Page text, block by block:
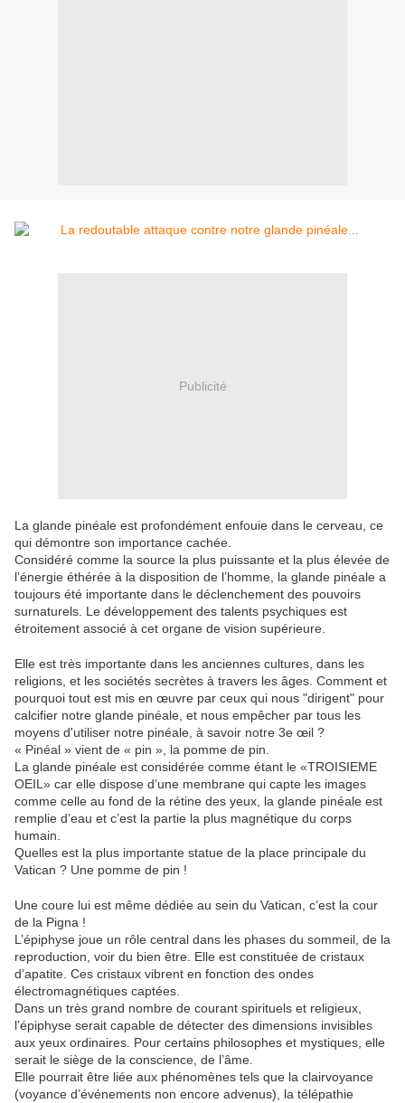
Publicité
La glande pinéale est profondément enfouie dans le cerveau, ce
qui démontre son importance cachée.
Considéré comme la source la plus puissante et la plus élevée de
l’énergie éthérée à la disposition de l’homme, la glande pinéale a
toujours été importante dans le déclenchement des pouvoirs
surnaturels. Le développement des talents psychiques est
étroitement associé à cet organe de vision supérieure.
Elle est très importante dans les anciennes cultures, dans les
religions, et les sociétés secrètes à travers les âges. Comment et
pourquoi tout est mis en œuvre par ceux qui nous "dirigent" pour
calcifier notre glande pinéale, et nous empêcher par tous les
moyens d'utiliser notre pinéale, à savoir notre 3e œil ?
« Pinéal » vient de « pin », la pomme de pin.
La glande pinéale est considérée comme étant le «TROISIEME
OEIL» car elle dispose d’une membrane qui capte les images
comme celle au fond de la rétine des yeux, la glande pinéale est
remplie d’eau et c’est la partie la plus magnétique du corps
humain.
Quelles est la plus importante statue de la place principale du
Vatican ? Une pomme de pin !
Une coure lui est même dédiée au sein du Vatican, c’est la cour
de la Pigna !
L’épiphyse joue un rôle central dans les phases du sommeil, de la
reproduction, voir du bien être. Elle est constituée de cristaux
d’apatite. Ces cristaux vibrent en fonction des ondes
électromagnétiques captées.
Dans un très grand nombre de courant spirituels et religieux,
l’épiphyse serait capable de détecter des dimensions invisibles
aux yeux ordinaires. Pour certains philosophes et mystiques, elle
serait le siège de la conscience, de l’âme.
Elle pourrait être liée aux phénomènes tels que la clairvoyance
(voyance d’événements non encore advenus), la télépathie